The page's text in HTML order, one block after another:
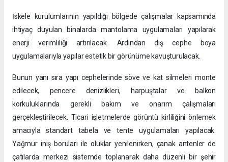
İskele kurulumlarının yapıldığı bölgede çalışmalar kapsamında
ihtiyaç duyulan binalarda mantolama uygulamaları yapılarak
enerji verimliliği artırılacak. Ardından dış cephe boya
uygulamalarıyla yapılar estetik bir görünüme kavuşturulacak.
Bunun yanı sıra yapı cephelerinde söve ve kat silmeleri monte
edilecek, pencere denizlikleri, harpuştalar ve balkon
korkuluklarında gerekli bakım ve onarım çalışmaları
gerçekleştirilecek. Ticari işletmelerde görüntü kirliliğini önlemek
amacıyla standart tabela ve tente uygulamaları yapılacak.
Yağmur iniş boruları ile oluklar yenilenirken, çanak antenler de
çatılarda merkezi sistemde toplanarak daha düzenli bir şehir